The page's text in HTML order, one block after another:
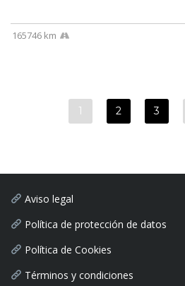
165746 km
1 2 3
Aviso legal
Política de protección de datos
Política de Cookies
Términos y condiciones